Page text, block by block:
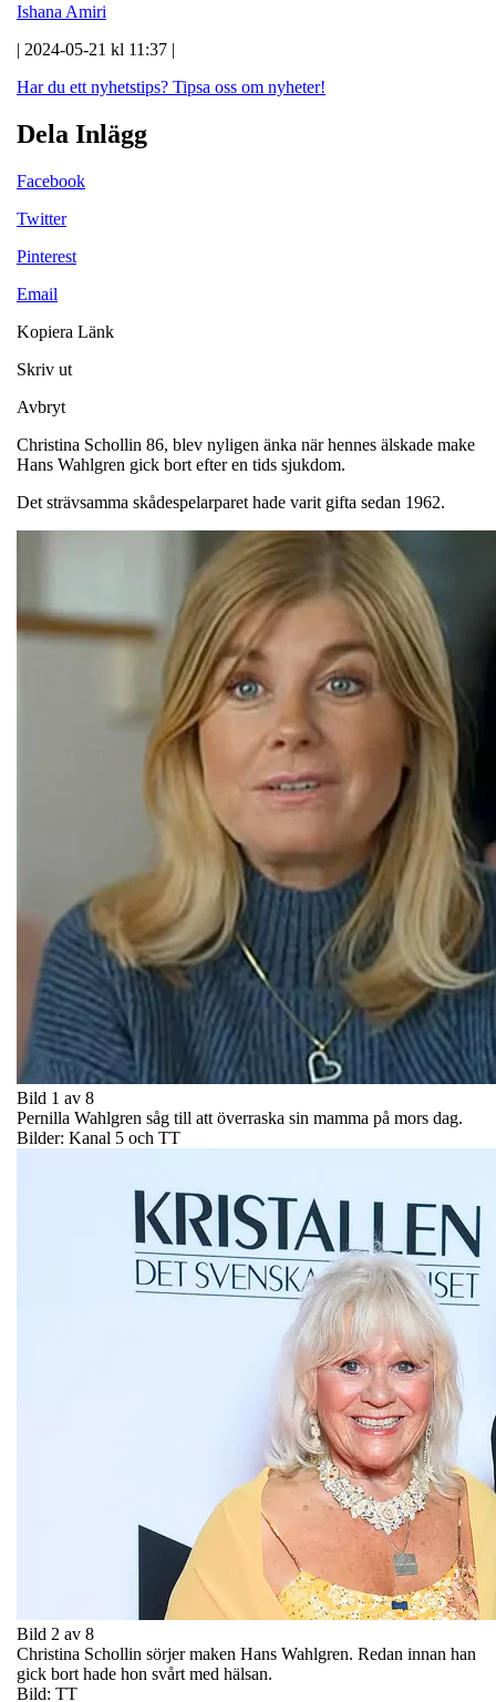
Ishana Amiri
| 2024-05-21 kl 11:37 |
Har du ett nyhetstips? Tipsa oss om nyheter!
Dela Inlägg
Facebook
Twitter
Pinterest
Email
Kopiera Länk
Skriv ut
Avbryt
Christina Schollin 86, blev nyligen änka när hennes älskade make
Hans Wahlgren gick bort efter en tids sjukdom.
Det strävsamma skådespelarparet hade varit gifta sedan 1962.
Bild 1 av 8
Pernilla Wahlgren såg till att överraska sin mamma på mors dag.
Bilder: Kanal 5 och TT
Bild 2 av 8
Christina Schollin sörjer maken Hans Wahlgren. Redan innan han
gick bort hade hon svårt med hälsan.
Bild: TT